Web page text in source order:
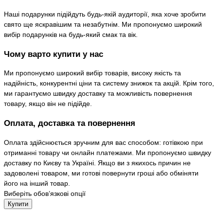
Наші подарунки підійдуть будь-якій аудиторії, яка хоче зробити
свято ще яскравішим та незабутнім. Ми пропонуємо широкий
вибір подарунків на будь-який смак та вік.
Чому варто купити у нас
Ми пропонуємо широкий вибір товарів, високу якість та
надійність, конкурентні ціни та систему знижок та акцій. Крім того,
ми гарантуємо швидку доставку та можливість повернення
товару, якщо він не підійде.
Оплата, доставка та повернення
Оплата здійснюється зручним для вас способом: готівкою при
отриманні товару чи онлайн платежами. Ми пропонуємо швидку
доставку по Києву та Україні. Якщо ви з якихось причин не
задоволені товаром, ми готові повернути гроші або обміняти
його на інший товар.
Виберіть обов’язкові опції
Купити